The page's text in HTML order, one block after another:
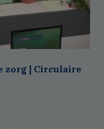
zorg | Circulaire